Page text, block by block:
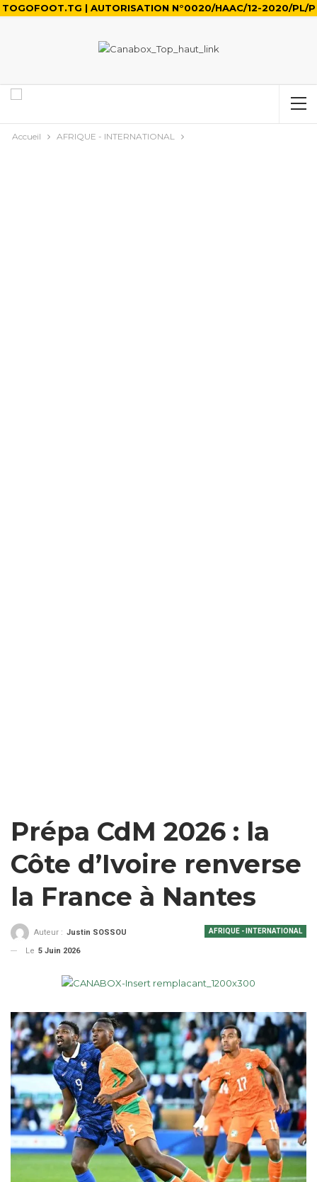
TOGOFOOT.TG | AUTORISATION N°0020/HAAC/12-2020/PL/P
Accueil AFRIQUE - INTERNATIONAL
Prépa CdM 2026 : la
Côte d’Ivoire renverse
la France à Nantes
AFRIQUE - INTERNATIONAL
Auteur : Justin SOSSOU
Le 5 Juin 2026